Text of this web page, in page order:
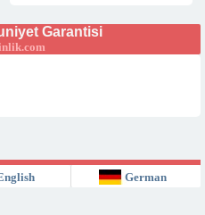
Garantisi
German